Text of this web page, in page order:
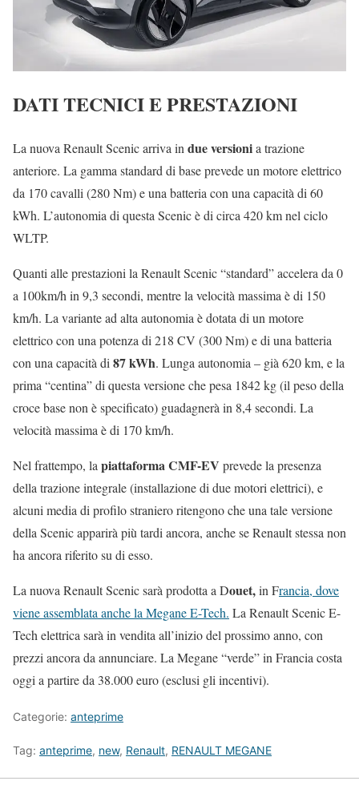
DATI TECNICI E PRESTAZIONI
La nuova Renault Scenic arriva in due versionia trazione
anteriore. La gamma standard di base prevede un motore elettrico
da 170 cavalli (280 Nm) e una batteria con una capacità di 60
kWh. L’autonomia di questa Scenic è di circa 420 km nel ciclo
WLTP.
Quanti alle prestazioni la Renault Scenic “standard” accelera da 0
a 100km/h in 9,3 secondi, mentre la velocità massima è di 150
km/h. La variante ad alta autonomia è dotata di un motore
elettrico con una potenza di 218 CV (300 Nm) e di una batteria
con una capacità di 87 kWh. Lunga autonomia – già 620 km, e la
prima “centina” di questa versione che pesa 1842 kg (il peso della
croce base non è specificato) guadagnerà in 8,4 secondi. La
velocità massima è di 170 km/h.
Nel frattempo, la piattaforma CMF-EV prevede la presenza
della trazione integrale (installazione di due motori elettrici), e
alcuni media di profilo straniero ritengono che una tale versione
della Scenic apparirà più tardi ancora, anche se Renault stessa non
ha ancora riferito su di esso.
La nuova Renault Scenic sarà prodotta a Douet,in Francia, dove
viene assemblata anche la Megane E-Tech. La Renault Scenic E-
Tech elettrica sarà in vendita all’inizio del prossimo anno, con
prezzi ancora da annunciare. La Megane “verde” in Francia costa
oggi a partire da 38.000 euro (esclusi gli incentivi).
Categorie: anteprime
Tag: anteprime, new, Renault, RENAULT MEGANE